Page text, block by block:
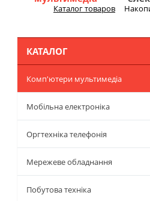
Каталог товаров
КАТАЛОГ
Комп'ютери мультимедіа
Мобільна електроніка
Оргтехніка телефонія
Мережеве обладнання
Побутова техніка